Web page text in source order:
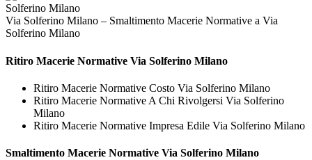
Via Solferino Milano – Smaltimento Macerie Normative a Via
Solferino Milano
Ritiro Macerie Normative Via Solferino Milano
Ritiro Macerie Normative Costo Via Solferino Milano
Ritiro Macerie Normative A Chi Rivolgersi Via Solferino
Milano
Ritiro Macerie Normative Impresa Edile Via Solferino Milano
Smaltimento Macerie Normative Via Solferino Milano